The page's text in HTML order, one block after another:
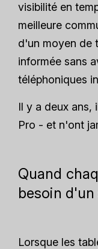
visibilité en
meilleure
d'un moyen de
informée sans
téléphoniques
Il y a deux ans,
Pro - et n'ont
Quand
besoin d'un
Lorsque les